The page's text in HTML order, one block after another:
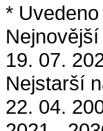
*
19. 07.
Nejstarší
22. 04.